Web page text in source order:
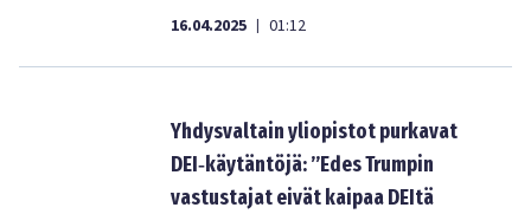
16.04.2025 | 01:12
Yhdysvaltain yliopistot purkavat
DEI‑käytäntöjä: ”Edes Trumpin
vastustajat eivät kaipaa DEItä